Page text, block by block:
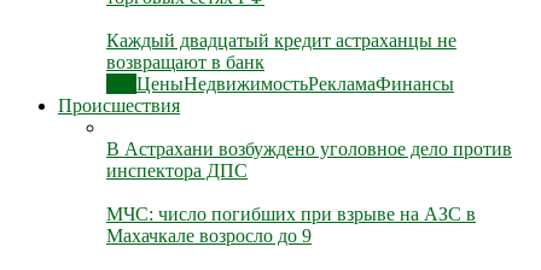
Каждый двадцатый кредит астраханцы не
возвращают в банк
ЦеныНедвижимостьРекламаФинансы
Происшествия
В Астрахани возбуждено уголовное дело против
инспектора ДПС
МЧС: число погибших при взрыве на АЗС в
Махачкале возросло до 9